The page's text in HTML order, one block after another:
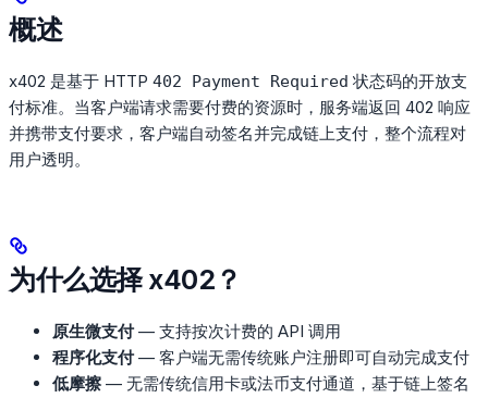
概述
x402 是基于 HTTP 402 Payment Required 状态码的开放支
付标准。当客户端请求需要付费的资源时，服务端返回 402 响应
并携带支付要求，客户端自动签名并完成链上支付，整个流程对
用户透明。
为什么选择 x402？
原生微支付— 支持按次计费的 API 调用
程序化支付— 客户端无需传统账户注册即可自动完成支付
低摩擦 — 无需传统信用卡或法币支付通道，基于链上签名